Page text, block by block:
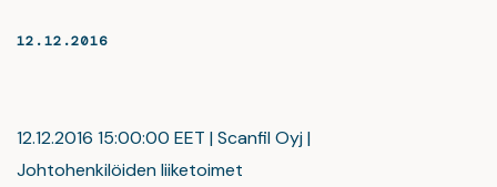
12.12.2016
12.12.2016 15:00:00 EET | Scanfil Oyj |
Johtohenkilöiden liiketoimet